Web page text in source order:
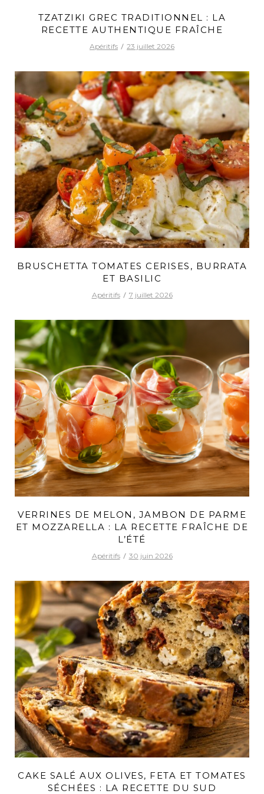
TZATZIKI GREC TRADITIONNEL : LA
RECETTE AUTHENTIQUE FRAÎCHE
Apéritifs 23 juillet 2026
BRUSCHETTA TOMATES CERISES, BURRATA
ET BASILIC
Apéritifs 7 juillet 2026
VERRINES DE MELON, JAMBON DE PARME
ET MOZZARELLA : LA RECETTE FRAÎCHE DE
L’ÉTÉ
Apéritifs 30 juin 2026
CAKE SALÉ AUX OLIVES, FETA ET TOMATES
SÉCHÉES : LA RECETTE DU SUD